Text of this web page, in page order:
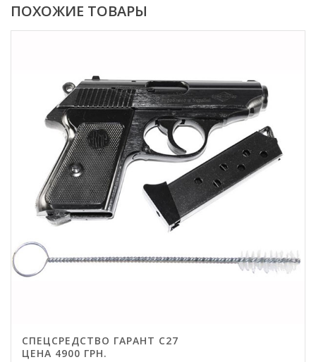
ПОХОЖИЕ ТОВАРЫ
СПЕЦСРЕДСТВО ГАРАНТ С27
ЦЕНА 4900 ГРН.